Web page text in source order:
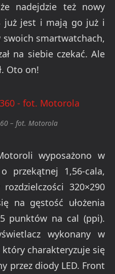
nadejdzie też nowy
już jest i mają go już i
swoich smartwatchach,
na siebie czekać. Ale
Oto on!
– fot. Motorola
wyposażono w
przekątnej 1,56-cala,
320×290
na gęstość ułożenia
punktów na cal (ppi).
wykonany w
charakteryzuje się
przez diody LED. Front